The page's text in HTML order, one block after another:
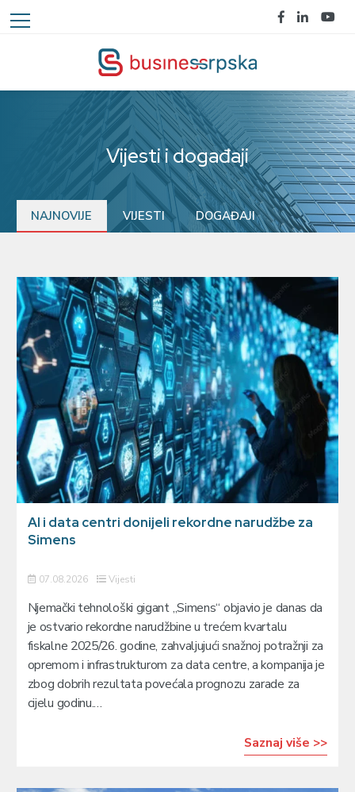
Vijesti i događaji
NAJNOVIJE VIJESTI DOGAĐAJI
AI i data centri donijeli rekordne narudžbe za
Simens
07.08.2026 Vijesti
Njemački tehnološki gigant „Simens“ objavio je danas da
je ostvario rekordne narudžbine u trećem kvartalu
fiskalne 2025/26. godine, zahvaljujući snažnoj potražnji za
opremom i infrastrukturom za data centre, a kompanija je
zbog dobrih rezultata povećala prognozu zarade za
cijelu godinu.…
Saznaj više >>